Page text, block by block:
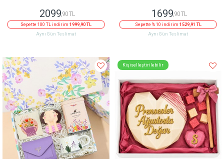
2099,90 TL
Sepette 100 TL indirim 1999,90 TL
Aynı Gün Teslimat
1699,90 TL
Sepette % 10 indirim 1529,91 TL
Aynı Gün Teslimat
Kişiselleştirilebilir